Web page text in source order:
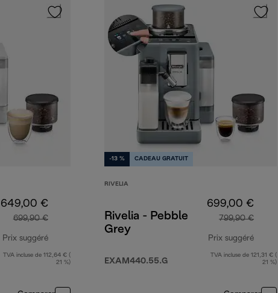
649,00 €
699,90 €
Prix suggéré
prix original 699,90 €
TVA incluse de 112,64 € (
21 %)
-13 % CADEAU GRATUIT
RIVELIA
Rivelia - Pebble
Grey
EXAM440.55.G
699,00 €
799,90 €
Prix suggéré
prix
TVA incluse de 121,31 € (
21 %)